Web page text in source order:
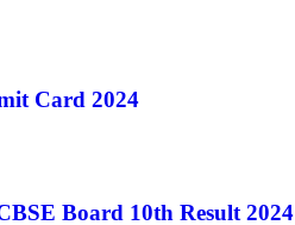
Card 2024
CBSE Board 10th Result 2024